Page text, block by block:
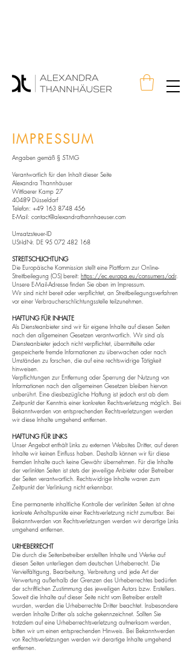
IMPRESSUM
Angaben gemäß § 5TMG
Verantwortlich für den Inhalt dieser Seite
Alexandra Thannhäuser
Wittlaerer Kamp 27
40489 Düsseldorf
Telefon: +49 163 8748 456
E-Mail: contact@alexandrathannhaeuser.com
Umsatzsteuer-ID
USt-IdNr. DE 95 072 482 168
STREITSCHLICHTUNG
Die Europäische Kommission stellt eine Plattform zur Online-
Streitbeilegung (OS) bereit: https://ec.europa.eu/consumers/odr.
Unsere E-Mail-Adresse finden Sie oben im Impressum.
Wir sind nicht bereit oder verpflichtet, an Streitbeilegungsverfahren
vor einer Verbraucherschlichtungsstelle teilzunehmen.
HAFTUNG FÜR INHALTE
Als Diensteanbieter sind wir für eigene Inhalte auf diesen Seiten
nach den allgemeinen Gesetzen verantwortlich. Wir sind als
Diensteanbieter jedoch nicht verpflichtet, übermittelte oder
gespeicherte fremde Informationen zu überwachen oder nach
Umständen zu forschen, die auf eine rechtswidrige Tätigkeit
hinweisen.
Verpflichtungen zur Entfernung oder Sperrung der Nutzung von
Informationen nach den allgemeinen Gesetzen bleiben hiervon
unberührt. Eine diesbezügliche Haftung ist jedoch erst ab dem
Zeitpunkt der Kenntnis einer konkreten Rechtsverletzung möglich. Bei
Bekanntwerden von entsprechenden Rechtsverletzungen werden
wir diese Inhalte umgehend entfernen.
HAFTUNG FÜR LINKS
Unser Angebot enthält Links zu externen Websites Dritter, auf deren
Inhalte wir keinen Einfluss haben. Deshalb können wir für diese
fremden Inhalte auch keine Gewähr übernehmen. Für die Inhalte
der verlinkten Seiten ist stets der jeweilige Anbieter oder Betreiber
der Seiten verantwortlich. Rechtswidrige Inhalte waren zum
Zeitpunkt der Verlinkung nicht erkennbar.
Eine permanente inhaltliche Kontrolle der verlinkten Seiten ist ohne
konkrete Anhaltspunkte einer Rechtsverletzung nicht zumutbar. Bei
Bekanntwerden von Rechtsverletzungen werden wir derartige Links
umgehend entfernen.
URHEBERRECHT
Die durch die Seitenbetreiber erstellten Inhalte und Werke auf
diesen Seiten unterliegen dem deutschen Urheberrecht. Die
Vervielfältigung, Bearbeitung, Verbreitung und jede Art der
Verwertung außerhalb der Grenzen des Urheberrechtes bedürfen
der schriftlichen Zustimmung des jeweiligen Autors bzw. Erstellers.
Soweit die Inhalte auf dieser Seite nicht vom Betreiber erstellt
wurden, werden die Urheberrechte Dritter beachtet. Insbesondere
werden Inhalte Dritter als solche gekennzeichnet. Sollten Sie
trotzdem auf eine Urheberrechtsverletzung aufmerksam werden,
bitten wir um einen entsprechenden Hinweis. Bei Bekanntwerden
von Rechtsverletzungen werden wir derartige Inhalte umgehend
entfernen.